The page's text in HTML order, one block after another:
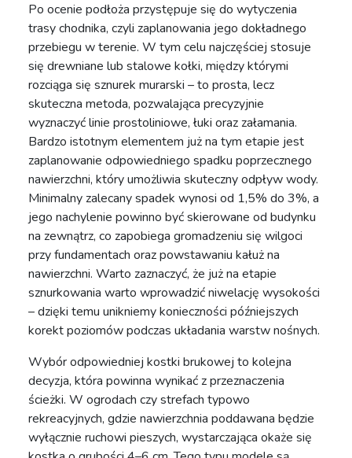
Po ocenie podłoża przystępuje się do wytyczenia
trasy chodnika, czyli zaplanowania jego dokładnego
przebiegu w terenie. W tym celu najczęściej stosuje
się drewniane lub stalowe kołki, między którymi
rozciąga się sznurek murarski – to prosta, lecz
skuteczna metoda, pozwalająca precyzyjnie
wyznaczyć linie prostoliniowe, łuki oraz załamania.
Bardzo istotnym elementem już na tym etapie jest
zaplanowanie odpowiedniego spadku poprzecznego
nawierzchni, który umożliwia skuteczny odpływ wody.
Minimalny zalecany spadek wynosi od 1,5% do 3%, a
jego nachylenie powinno być skierowane od budynku
na zewnątrz, co zapobiega gromadzeniu się wilgoci
przy fundamentach oraz powstawaniu kałuż na
nawierzchni. Warto zaznaczyć, że już na etapie
sznurkowania warto wprowadzić niwelację wysokości
– dzięki temu unikniemy konieczności późniejszych
korekt poziomów podczas układania warstw nośnych.
Wybór odpowiedniej kostki brukowej to kolejna
decyzja, która powinna wynikać z przeznaczenia
ścieżki. W ogrodach czy strefach typowo
rekreacyjnych, gdzie nawierzchnia poddawana będzie
wyłącznie ruchowi pieszych, wystarczająca okaże się